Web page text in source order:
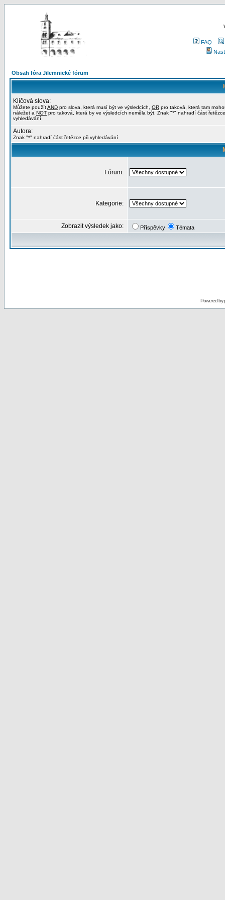
FAQ
Obsah fóra Jilemnické fórum
Klíčová slova:
Můžete použítAND pro slova, která musí být ve výsledcích, OR pro taková, která tam
náležet a NOT pro taková, která by ve výsledcích neměla být. Znak "*" nahradí část
vyhledávání
Autora:
Znak "*" nahradí část řetězce při vyhledávání
Fórum:
Kategorie:
Zobrazit výsledek jako: Příspěvky Témata
Powered by